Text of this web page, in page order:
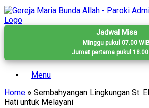
Skip
to
content
Jadwal Misa
Minggu pukul 07.00
Jumat pertama pukul 18.00
Menu
Home » Sembahyangan Lingkungan St.
Hati untuk Melayani